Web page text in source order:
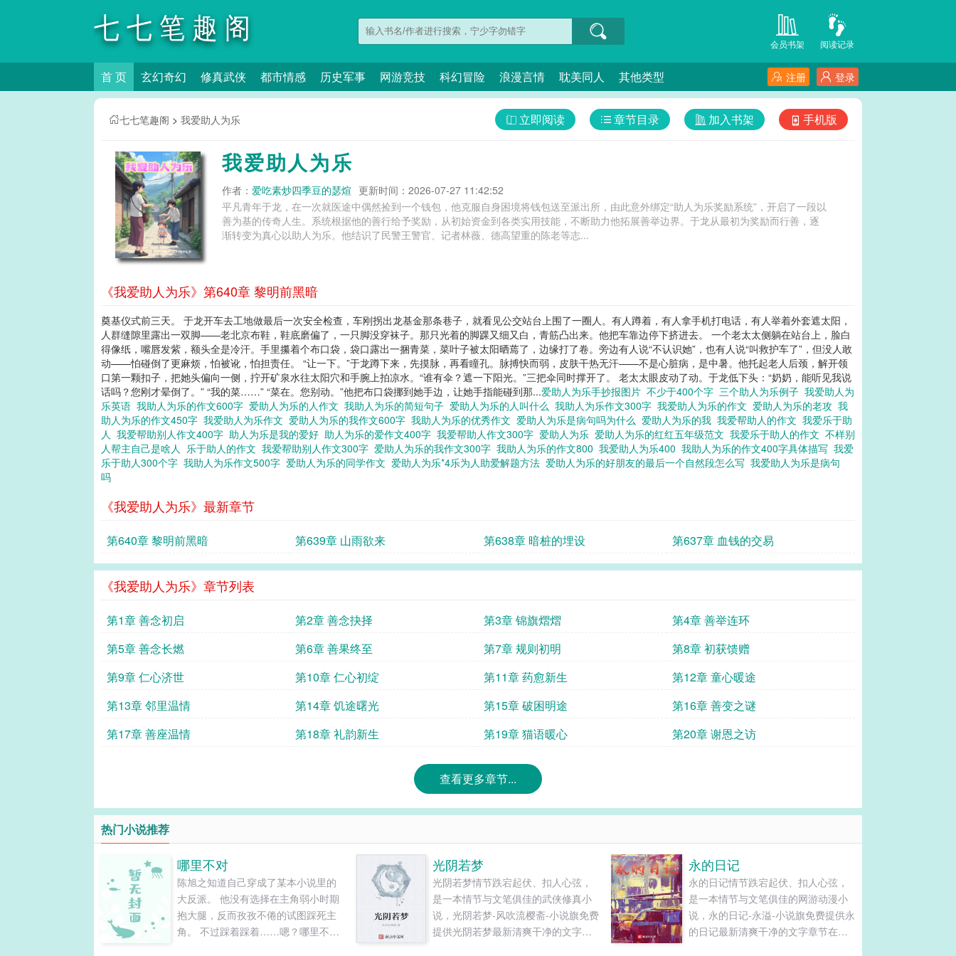
七七笔趣阁 阅读记录
会员书架
首 页 玄幻奇幻 修真武侠 都市情感 历史军事 网游竞技 科幻冒险 浪漫言情 耽美同人 其他类型 登录
注册
七七笔趣阁 > 我爱助人为乐 手机版
加入书架
章节目录
立即阅读
我爱助人为乐
作者： 爱吃素炒四季豆的瑟煊 更新时间：2026-07-27 11:42:52
平凡青年于龙，在一次就医途中偶然捡到一个钱包，他克服自身困境将钱包送至派出所，由此意外绑定“助人为乐奖励系统”，开启了一段以
善为基的传奇人生。系统根据他的善行给予奖励，从初始资金到各类实用技能，不断助力他拓展善举边界。于龙从最初为奖励而行善，逐
渐转变为真心以助人为乐。他结识了民警王警官、记者林薇、德高望重的陈老等志...
《我爱助人为乐》第640章 黎明前黑暗
奠基仪式前三天。 于龙开车去工地做最后一次安全检查，车刚拐出龙基金那条巷子，就看见公交站台上围了一圈人。有人蹲着，有人拿手机打电话，有人举着外套遮太阳，
人群缝隙里露出一双脚——老北京布鞋，鞋底磨偏了，一只脚没穿袜子。那只光着的脚踝又细又白，青筋凸出来。他把车靠边停下挤进去。 一个老太太侧躺在站台上，脸白
得像纸，嘴唇发紫，额头全是冷汗。手里攥着个布口袋，袋口露出一捆青菜，菜叶子被太阳晒蔫了，边缘打了卷。旁边有人说“不认识她”，也有人说“叫救护车了”，但没人敢
动——怕碰倒了更麻烦，怕被讹，怕担责任。 “让一下。”于龙蹲下来，先摸脉，再看瞳孔。脉搏快而弱，皮肤干热无汗——不是心脏病，是中暑。他托起老人后颈，解开领
口第一颗扣子，把她头偏向一侧，拧开矿泉水往太阳穴和手腕上拍凉水。“谁有伞？遮一下阳光。”三把伞同时撑开了。 老太太眼皮动了动。于龙低下头：“奶奶，能听见我说
话吗？您刚才晕倒了。” “我的菜……” “菜在。您别动。”他把布口袋挪到她手边，让她手指能碰到那...爱助人为乐手抄报图片 不少于400个字 三个助人为乐例子 我爱助人为
乐英语 我助人为乐的作文600字 爱助人为乐的人作文 我助人为乐的简短句子 爱助人为乐的人叫什么 我助人为乐作文300字 我爱助人为乐的作文 爱助人为乐的老攻 我
助人为乐的作文450字 我爱助人为乐作文 爱助人为乐的我作文600字 我助人为乐的优秀作文 爱助人为乐是病句吗为什么 爱助人为乐的我 我爱帮助人的作文 我爱乐于助
人 我爱帮助别人作文400字 助人为乐是我的爱好 助人为乐的爱作文400字 我爱帮助人作文300字 爱助人为乐 爱助人为乐的红红五年级范文 我爱乐于助人的作文 不样别
人帮主自己是啥人 乐于助人的作文 我爱帮助别人作文300字 爱助人为乐的我作文300字 我助人为乐的作文800 我爱助人为乐400 我助人为乐的作文400字具体描写 我爱
乐于助人300个字 我助人为乐作文500字 爱助人为乐的同学作文 爱助人为乐*4乐为人助爱解题方法 爱助人为乐的好朋友的最后一个自然段怎么写 我爱助人为乐是病句
吗
《我爱助人为乐》最新章节
第640章 黎明前黑暗 第639章 山雨欲来 第638章 暗桩的埋设 第637章 血钱的交易
《我爱助人为乐》章节列表
第1章 善念初启 第2章 善念抉择 第3章 锦旗熠熠
第4章 善举连环
第5章 善念长燃
第6章 善果终至 第7章 规则初明
第8章 初获馈赠
第9章 仁心济世
第10章 仁心初绽 第11章 药愈新生
第12章 童心暖途
第13章 邻里温情
第14章 饥途曙光 第15章 破困明途
第16章 善变之谜
第17章 善座温情
第18章 礼韵新生 第19章 猫语暖心 第20章 谢恩之访
查看更多章节...
热门小说推荐
哪里不对
陈旭之知道自己穿成了某本小说里的
大反派。 他没有选择在主角弱小时期
抱大腿，反而孜孜不倦的试图踩死主
角。 不过踩着踩着……嗯？哪里不
光阴若梦
光阴若梦情节跌宕起伏、扣人心弦，
是一本情节与文笔俱佳的武侠修真小
说，光阴若梦-风吹流樱斋-小说旗免费
提供光阴若梦最新清爽干净的文字章
永的日记
永的日记情节跌宕起伏、扣人心弦，
是一本情节与文笔俱佳的网游动漫小
说，永的日记-永溢-小说旗免费提供永
的日记最新清爽干净的文字章节在线